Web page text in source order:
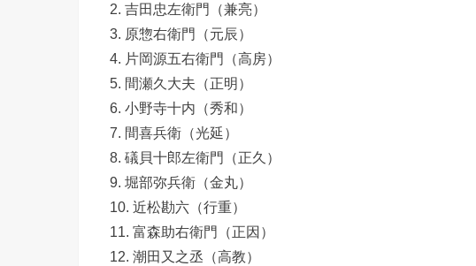
2. 吉田忠左衛門（兼亮）
3. 原惣右衛門（元辰）
4. 片岡源五右衛門（高房）
5. 間瀬久大夫（正明）
6. 小野寺十内（秀和）
7. 間喜兵衛（光延）
8. 礒貝十郎左衛門（正久）
9. 堀部弥兵衛（金丸）
10. 近松勘六（行重）
11. 富森助右衛門（正因）
12. 潮田又之丞（高教）